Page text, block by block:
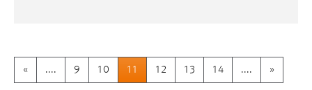
« .... 9 10 11 12 13 14 .... »